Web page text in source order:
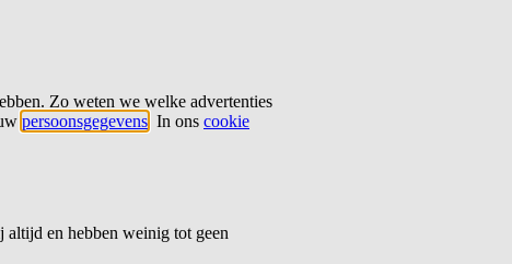
Zo weten we welke advertenties
persoonsgegevens . In ons cookie
altijd en hebben weinig tot geen